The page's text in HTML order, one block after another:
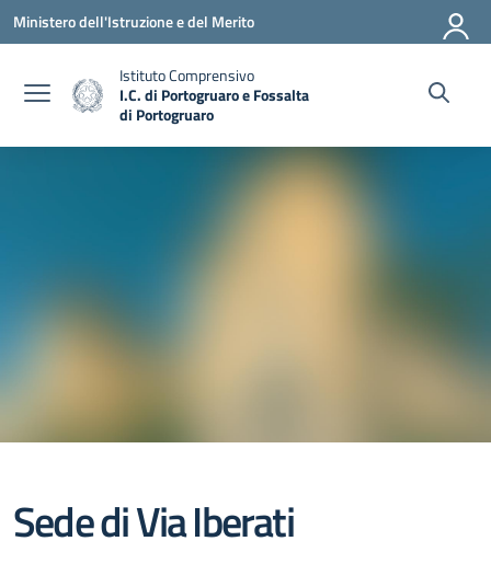
Vai ai contenuti
Vai al menu di navigazione
Vai al footer
Ministero dell'Istruzione e del Merito
Istituto Comprensivo
I.C. di Portogruaro e Fossalta
di Portogruaro
Sede di Via Iberati